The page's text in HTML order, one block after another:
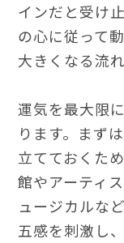
インだと受け
の心に従って
大きくなる流
運気を最大限
ります。まず
立てておくた
館やアーティ
ュージカルな
五感を刺激し